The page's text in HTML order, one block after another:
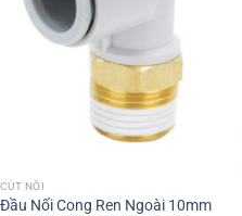
CÚT NỐI
Đầu Nối Cong Ren Ngoài 10mm